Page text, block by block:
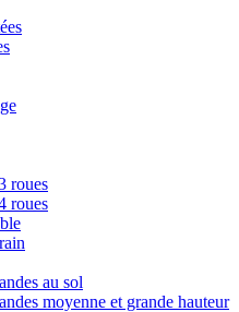
roues
roues
au sol
moyenne et grande hauteur